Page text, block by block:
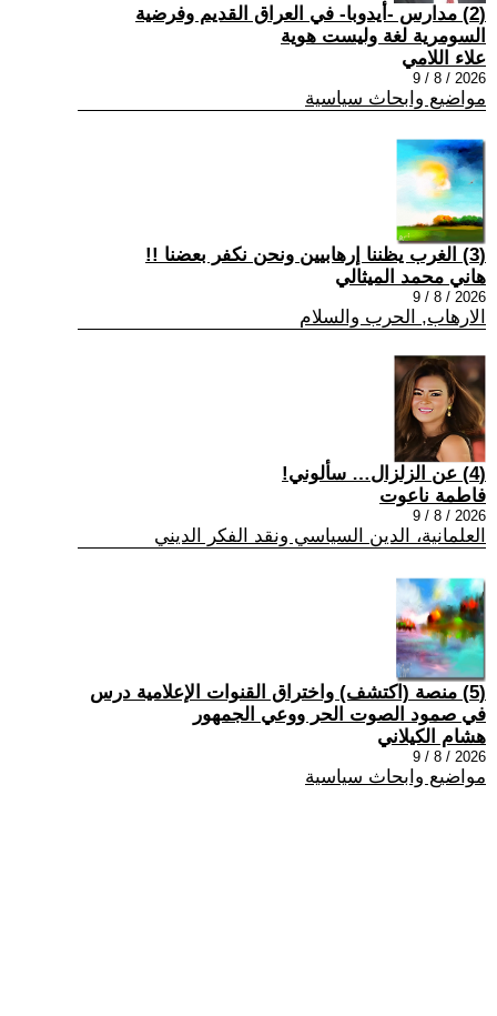
(2) مدارس -أيدوبا- في العراق القديم وفرضية
السومرية لغة وليست هوية
علاء اللامي
2026 / 8 / 9
مواضيع وابحاث سياسية
(3) الغرب يظننا إرهابيين ونحن نكفر بعضنا !!
هاني محمد الميثالي
2026 / 8 / 9
الارهاب, الحرب والسلام
(4) عن الزلزال… سألوني!
فاطمة ناعوت
2026 / 8 / 9
العلمانية، الدين السياسي ونقد الفكر الديني
(5) منصة (اكتشف) واختراق القنوات الإعلامية درس
في صمود الصوت الحر ووعي الجمهور
هشام الكيلاني
2026 / 8 / 9
مواضيع وابحاث سياسية